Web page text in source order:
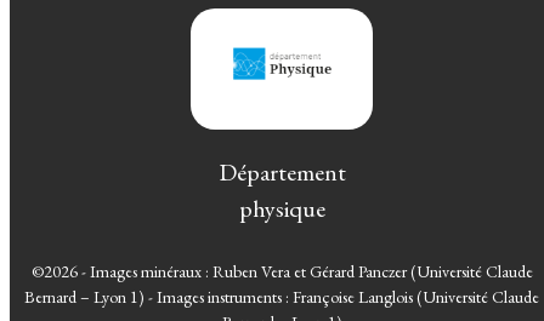
Département
physique
©2026 - Images minéraux : Ruben Vera et Gérard Panczer (Université Claude
Bernard – Lyon 1) - Images instruments : Françoise Langlois (Université Claude